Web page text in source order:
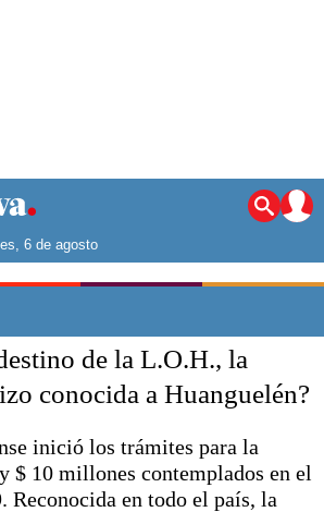
La ciudad
Punta Alta
El mundo
Seguridad
Escenario Olímpico
Liga del Sur
Básquetbol
6 de agosto
de la L.O.H., la
conocida a Huanguelén?
inició los trámites para la
$ 10 millones contemplados en el
Reconocida en todo el país, la